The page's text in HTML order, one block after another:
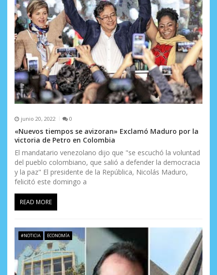
junio 20, 2022 0
«Nuevos tiempos se avizoran» Exclamó Maduro por la
victoria de Petro en Colombia
El mandatario venezolano dijo que "se escuchó la voluntad
del pueblo colombiano, que salió a defender la democracia
y la paz" El presidente de la República, Nicolás Maduro,
felicitó este domingo a
READ MORE
#NOTICIA ECONOMÍA